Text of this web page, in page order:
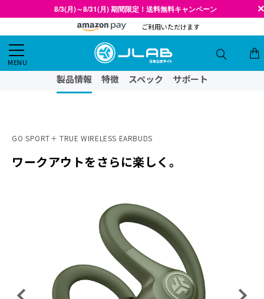
8/3(月)～8/31(月) 期間限定！送料無料キャンペーン
ご利用いただけます
MENU
製品情報 特徴 スペック サポート
GO SPORT＋ TRUE WIRELESS EARBUDS
ワークアウトをさらに楽しく。